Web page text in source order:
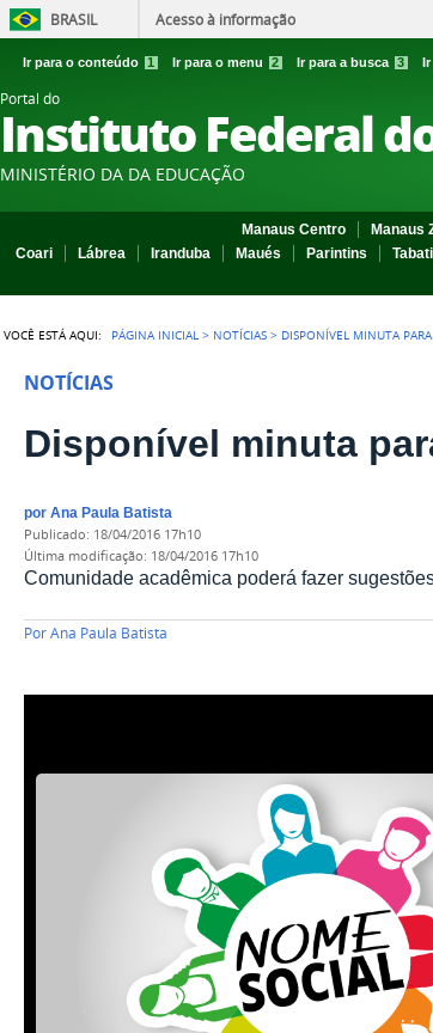
BRASIL Acesso à informação
Ir para o conteúdo 1 Ir para o menu 2 Ir para a busca 3 Ir
Portal do
Instituto Federal
MINISTÉRIO DA DA EDUCAÇÃO
Manaus Centro Manaus
Coari
Lábrea Iranduba Maués Parintins
VOCÊ ESTÁ AQUI: PÁGINA INICIAL > NOTÍCIAS > DISPONÍVEL MINUTA
NOTÍCIAS
Disponível minuta
por Ana Paula Batista
publicado: 18/04/2016 17h10
última modificação: 18/04/2016 17h10
Comunidade acadêmica poderá fazer
Por Ana Paula Batista